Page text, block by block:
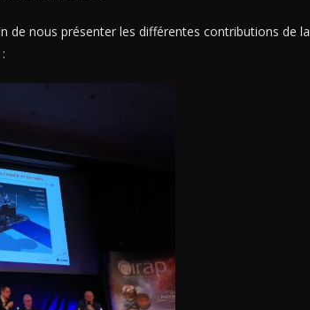
de nous présenter les différentes contributions de la